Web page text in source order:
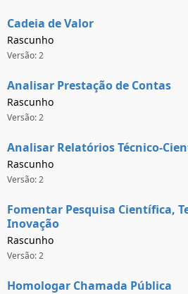
Cadeia de Valor
Rascunho
Versão: 2
Analisar Prestação de Contas
Rascunho
Versão: 2
Analisar Relatórios Técnico-
Rascunho
Versão: 2
Fomentar Pesquisa Científica,
Inovação
Rascunho
Versão: 2
Homologar Chamada Pública